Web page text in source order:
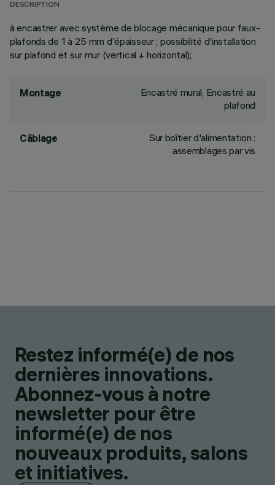
DESCRIPTION
à encastrer avec système de blocage mécanique pour faux-
plafonds de 1 à 25 mm d'épaisseur ; possibilité d'installation
sur plafond et sur mur (vertical + horizontal);
Montage
Encastré mural, Encastré au
plafond
Câblage
Sur boîtier d'alimentation :
assemblages par vis
Restez informé(e) de nos
dernières innovations.
Abonnez-vous à notre
newsletter pour être
informé(e) de nos
nouveaux produits, salons
et initiatives.